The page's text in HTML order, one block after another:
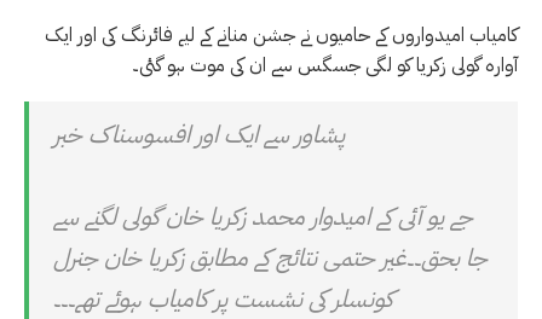
کامیاب امیدواروں کے حامیوں نے جشن منانے کے لیے فائرنگ کی اور ایک
آوارہ گولی زکریا کو لگی جسگس سے ان کی موت ہو گئی۔
پشاور سے ایک اور افسوسناک خبر
جے یو آئی کے امیدوار محمد زکریا خان گولی لگنے سے
جا بحق۔۔غیر حتمی نتائج کے مطابق زکریا خان جنرل
کونسلر کی نشست پر کامیاب ہوئے تھے۔۔۔